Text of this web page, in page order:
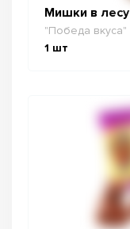
Мишки в лесу
"Победа вкуса"
1 шт